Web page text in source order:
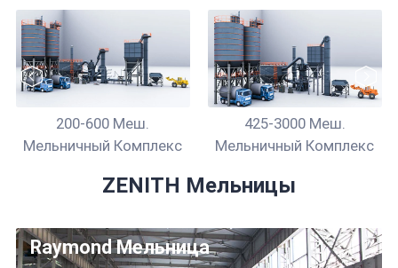
200-600 Меш.
Мельничный Комплекс
425-3000 Меш.
Мельничный Комплекс
ZENITH Мельницы
Raymond Мельница